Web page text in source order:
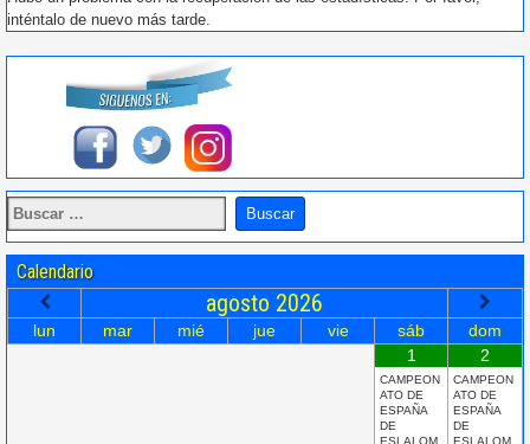
inténtalo de nuevo más tarde.
Calendario
agosto 2026
lun mar mié jue vie sáb
dom
1
CAMPEON
ATO DE
ESPAÑA
DE
ESLALOM
2
CAMPEON
ATO DE
ESPAÑA
DE
ESLALOM